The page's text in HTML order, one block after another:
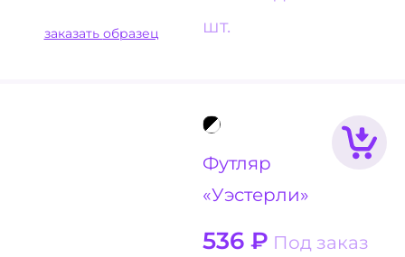
шт.
заказать образец
Футляр
«Уэстерли»
536 ₽ Под заказ